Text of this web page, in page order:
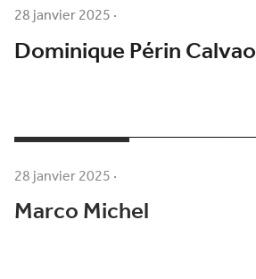
28 janvier 2025·
Dominique Périn Calvao
28 janvier 2025·
Marco Michel